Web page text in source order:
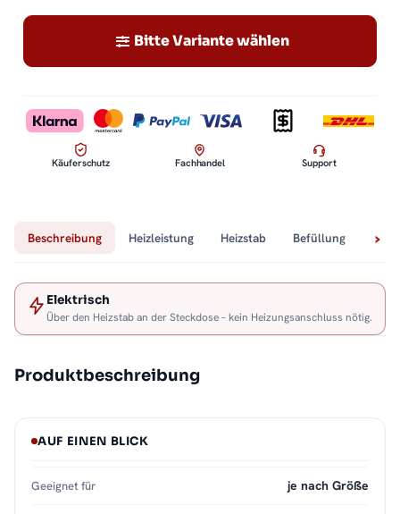
Bitte Variante wählen
Käuferschutz Fachhandel Support
Beschreibung Heizleistung Heizstab Befüllung
Elektrisch
Über den Heizstab an der Steckdose – kein Heizungsanschluss nötig.
Produktbeschreibung
AUF EINEN BLICK
Geeignet für je nach Größe